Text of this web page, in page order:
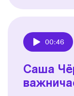
00:46
Саша